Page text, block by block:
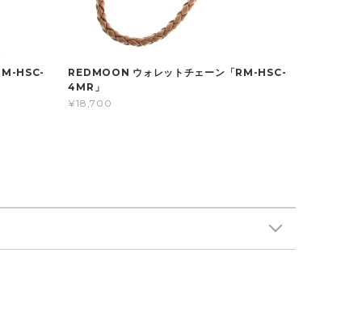
HSC-
REDMOON ウォレットチェーン「RM-HSC-
4MR」
¥18,700